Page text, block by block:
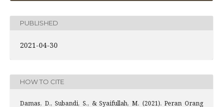
PUBLISHED
2021-04-30
HOW TO CITE
Damas, D., Subandi, S., & Syaifullah, M. (2021). Peran Orang